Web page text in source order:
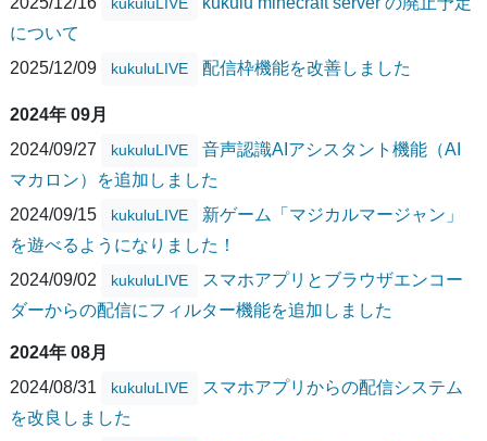
について
2025/12/09
kukuluLIVE 配信枠機能を改善しました
2024年 09月
2024/09/27
kukuluLIVE
音声認識AIアシスタント機能（AI
マカロン）を追加しました
2024/09/15
kukuluLIVE
新ゲーム「マジカルマージャン」
を遊べるようになりました！
2024/09/02
kukuluLIVE
スマホアプリとブラウザエンコー
ダーからの配信にフィルター機能を追加しました
2024年 08月
2024/08/31
kukuluLIVE
スマホアプリからの配信システム
を改良しました